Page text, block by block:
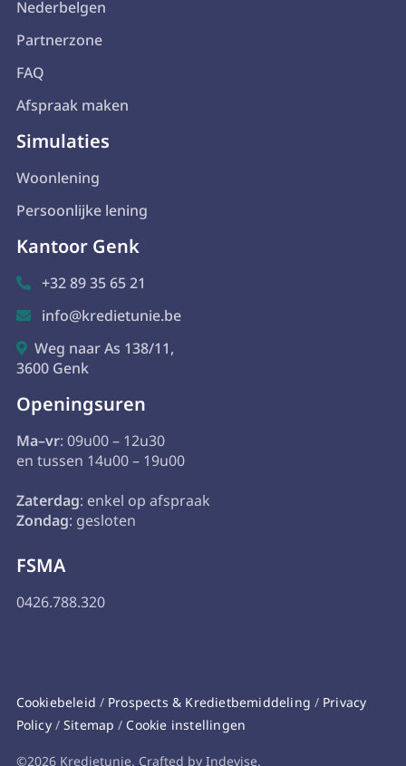
Nederbelgen
Partnerzone
FAQ
Afspraak maken
Simulaties
Woonlening
Persoonlijke lening
Kantoor Genk
 +32 89 35 65 21
 info@kredietunie.be
 Weg naar As 138/11,
3600 Genk
Openingsuren
Ma–vr: 09u00 – 12u30
en tussen 14u00 – 19u00
Zaterdag: enkel op afspraak
Zondag: gesloten
FSMA
0426.788.320
©2026 Kredietunie. Crafted by Indevise.
Cookiebeleid / Prospects & Kredietbemiddeling / Privacy
Policy / Sitemap / Cookie instellingen